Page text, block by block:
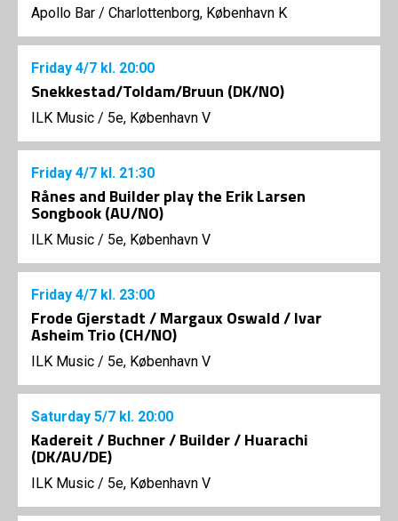
Apollo Bar / Charlottenborg, København K
Friday 4/7 kl. 20:00
Snekkestad/Toldam/Bruun (DK/NO)
ILK Music / 5e, København V
Friday 4/7 kl. 21:30
Rånes and Builder play the Erik Larsen
Songbook (AU/NO)
ILK Music / 5e, København V
Friday 4/7 kl. 23:00
Frode Gjerstadt / Margaux Oswald / Ivar
Asheim Trio (CH/NO)
ILK Music / 5e, København V
Saturday 5/7 kl. 20:00
Kadereit / Buchner / Builder / Huarachi
(DK/AU/DE)
ILK Music / 5e, København V